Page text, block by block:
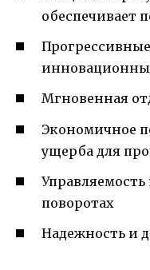
обеспечивает
Мгновенная
Экономичное
ущерба для
поворотах
Надежность и